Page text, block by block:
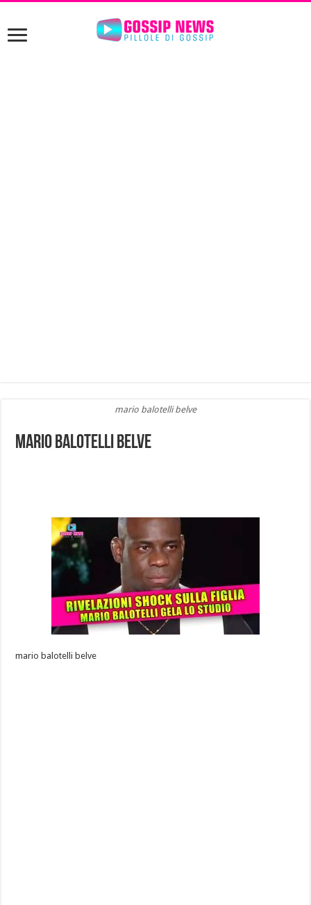
mario balotelli belve
mario balotelli belve
mario balotelli belve